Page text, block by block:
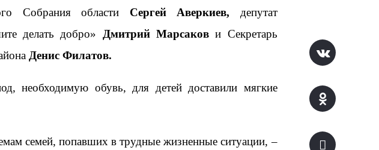
Собрания области Сергей Аверкиев, депутат
делать добро»
Дмитрий Марсакови Секретарь
Денис Филатов.
необходимую обувь, для детей доставили мягкие
семей, попавших в трудные жизненные ситуации, –